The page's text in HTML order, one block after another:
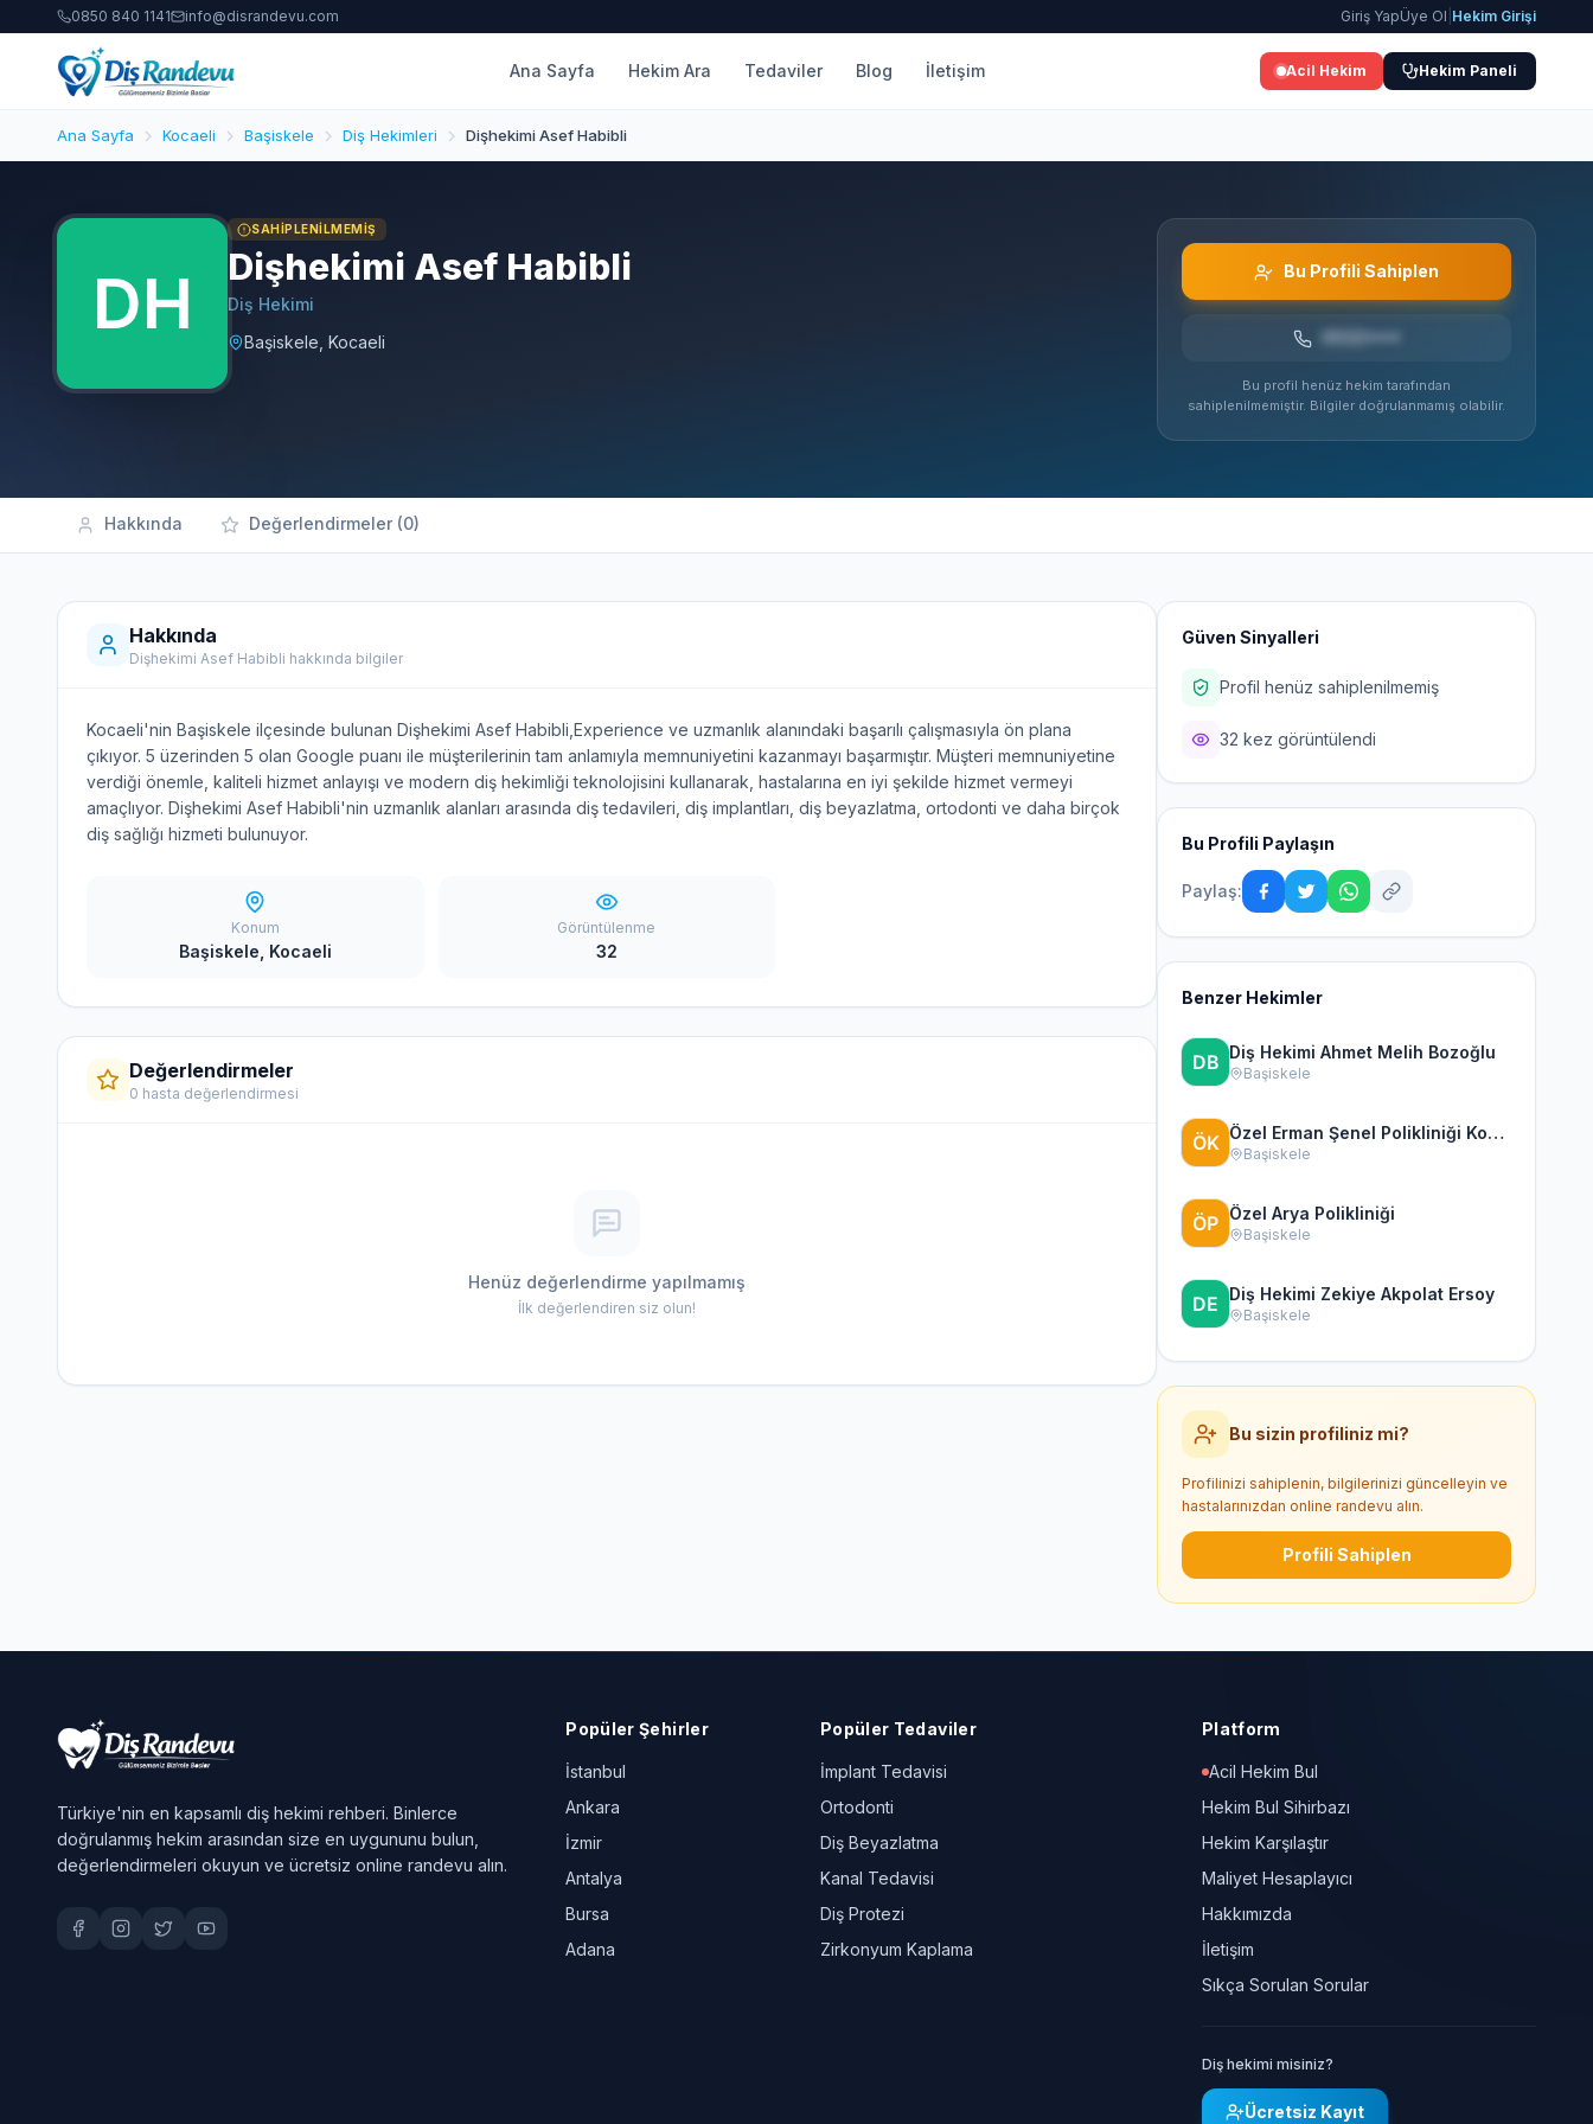
0850 840 1141 info@disrandevu.com Giriş YapÜye Ol Hekim Girişi
Ana Sayfa Hekim Ara Tedaviler Blog İletişim Acil Hekim Hekim Paneli
Ana Sayfa Kocaeli Başiskele Diş Hekimleri Dişhekimi Asef Habibli
SAHIPLENILMEMIŞ
Dişhekimi Asef Habibli
Diş Hekimi
Başiskele, Kocaeli
Bu Profili Sahiplen
Bu profil henüz hekim tarafından
sahiplenilmemiştir. Bilgiler doğrulanmamış olabilir.
Hakkında Değerlendirmeler (0)
Hakkında
Dişhekimi Asef Habibli hakkında bilgiler
Kocaeli'nin Başiskele ilçesinde bulunan Dişhekimi Asef Habibli,Experience ve uzmanlık alanındaki başarılı çalışmasıyla ön plana
çıkıyor. 5 üzerinden 5 olan Google puanı ile müşterilerinin tam anlamıyla memnuniyetini kazanmayı başarmıştır. Müşteri memnuniyetine
verdiği önemle, kaliteli hizmet anlayışı ve modern diş hekimliği teknolojisini kullanarak, hastalarına en iyi şekilde hizmet vermeyi
amaçlıyor. Dişhekimi Asef Habibli'nin uzmanlık alanları arasında diş tedavileri, diş implantları, diş beyazlatma, ortodonti ve daha birçok
diş sağlığı hizmeti bulunuyor.
Konum
Başiskele, Kocaeli
Görüntülenme
32
Değerlendirmeler
0 hasta değerlendirmesi
Henüz değerlendirme yapılmamış
İlk değerlendiren siz olun!
Güven Sinyalleri
Profil henüz sahiplenilmemiş
32 kez görüntülendi
Bu Profili Paylaşın
Paylaş:
Benzer Hekimler
Diş Hekimi Ahmet Melih Bozoğlu
Başiskele
Özel Erman Şenel Polikliniği Kocaeli
Başiskele
Özel Arya Polikliniği
Başiskele
Diş Hekimi Zekiye Akpolat Ersoy
Başiskele
Bu sizin profiliniz mi?
Profilinizi sahiplenin, bilgilerinizi güncelleyin ve
hastalarınızdan online randevu alın.
Profili Sahiplen
Türkiye'nin en kapsamlı diş hekimi rehberi. Binlerce
doğrulanmış hekim arasından size en uygununu bulun,
değerlendirmeleri okuyun ve ücretsiz online randevu alın.
Popüler Şehirler
İstanbul
Ankara
İzmir
Antalya
Bursa
Adana
Popüler Tedaviler
İmplant Tedavisi
Ortodonti
Diş Beyazlatma
Kanal Tedavisi
Diş Protezi
Zirkonyum Kaplama
Platform
Acil Hekim Bul
Hekim Bul Sihirbazı
Hekim Karşılaştır
Maliyet Hesaplayıcı
Hakkımızda
İletişim
Sıkça Sorulan Sorular
Diş hekimi misiniz?
Ücretsiz Kayıt